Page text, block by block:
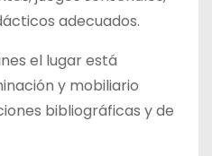
adecuados.
el lugar está
y mobiliario
bibliográficas y de